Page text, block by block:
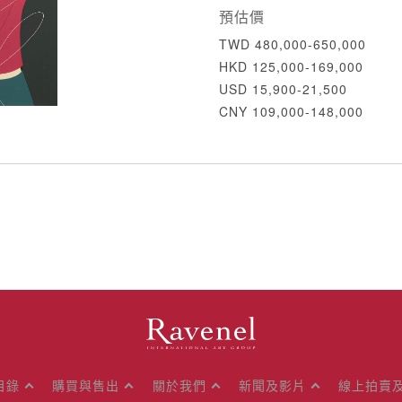
預估價
TWD 480,000-650,000
HKD 125,000-169,000
USD 15,900-21,500
CNY 109,000-148,000
錄 購買與售出 關於我們 新聞及影片 線上拍賣